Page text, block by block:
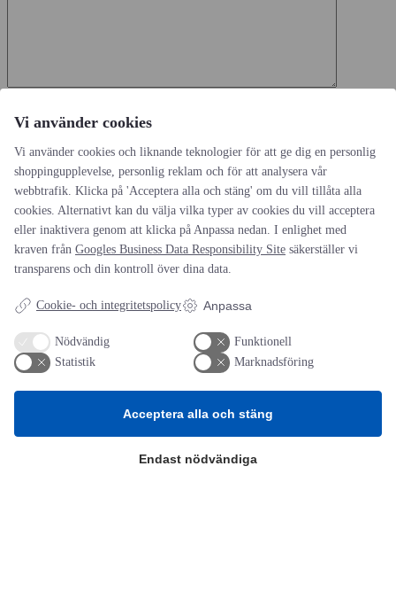
Namn
E-postadress*
Webbplats
Spara mitt namn, min e-postadress och webbplats i denna
webbläsare till nästa gång jag skriver en kommentar.
AOTI
Vi använder cookies
Vi använder cookies och liknande teknologier för att ge dig en personlig
shoppingupplevelse, personlig reklam och för att analysera vår
webbtrafik. Klicka på 'Acceptera alla och stäng' om du vill tillåta alla
cookies. Alternativt kan du välja vilka typer av cookies du vill acceptera
eller inaktivera genom att klicka på Anpassa nedan. I enlighet med
kraven från Googles Business Data Responsibility Site säkerställer vi
transparens och din kontroll över dina data.
Cookie- och integritetspolicy Anpassa
Nödvändig
Funktionell
Statistik
Marknadsföring
Endast nödvändiga
Acceptera alla och stäng